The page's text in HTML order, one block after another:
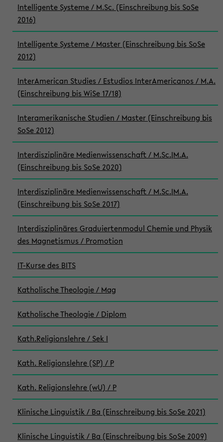
Intelligente Systeme / M.Sc. (Einschreibung bis SoSe
2016)
Intelligente Systeme / Master (Einschreibung bis SoSe
2012)
InterAmerican Studies / Estudios InterAmericanos / M.A.
(Einschreibung bis WiSe 17/18)
Interamerikanische Studien / Master (Einschreibung bis
SoSe 2012)
Interdisziplinäre Medienwissenschaft / M.Sc.|M.A.
(Einschreibung bis SoSe 2020)
Interdisziplinäre Medienwissenschaft / M.Sc.|M.A.
(Einschreibung bis SoSe 2017)
Interdisziplinäres Graduiertenmodul Chemie und Physik
des Magnetismus / Promotion
IT-Kurse des BITS
Katholische Theologie / Mag
Katholische Theologie / Diplom
Kath.Religionslehre / Sek I
Kath. Religionslehre (SP) / P
Kath. Religionslehre (wU) / P
Klinische Linguistik / Ba (Einschreibung bis SoSe 2021)
Klinische Linguistik / Ba (Einschreibung bis SoSe 2009)